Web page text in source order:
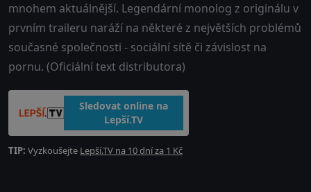
mnohem aktuálnější. Legendární monolog z originálu v
prvním traileru naráží na některé z největších problémů
současné společnosti - sociální sítě či závislost na
pornu. (Oficiální text distributora)
Sledovat online na
Lepší.TV
TIP: Vyzkoušejte Lepší.TV na 10 dní za 1 Kč